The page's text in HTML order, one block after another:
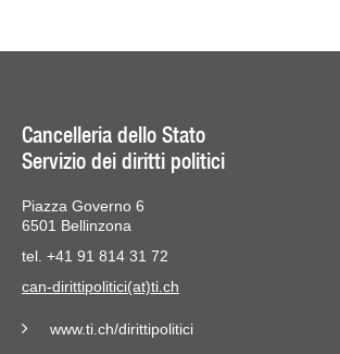
Cancelleria dello Stato
Servizio dei diritti politici
Piazza Governo 6
6501 Bellinzona
tel. +41 91 814 31 72
can-dirittipolitici(at)ti.ch
www.ti.ch/dirittipolitici